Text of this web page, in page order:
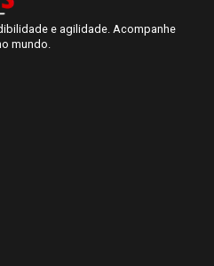
e agilidade. Acompanhe
mundo.